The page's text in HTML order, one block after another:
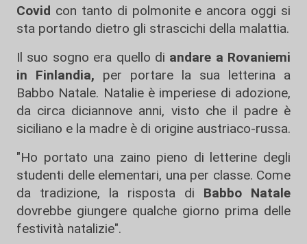
Covid con tanto di polmonite e ancora oggi si
sta portando dietro gli strascichi della malattia.
Il suo sogno era quello di andare a Rovaniemi
in Finlandia, per portare la sua letterina a
Babbo Natale. Natalie è imperiese di adozione,
da circa diciannove anni, visto che il padre è
siciliano e la madre è di origine austriaco-russa.
"Ho portato una zaino pieno di letterine degli
studenti delle elementari, una per classe. Come
da tradizione, la risposta di Babbo Natale
dovrebbe giungere qualche giorno prima delle
festività natalizie".